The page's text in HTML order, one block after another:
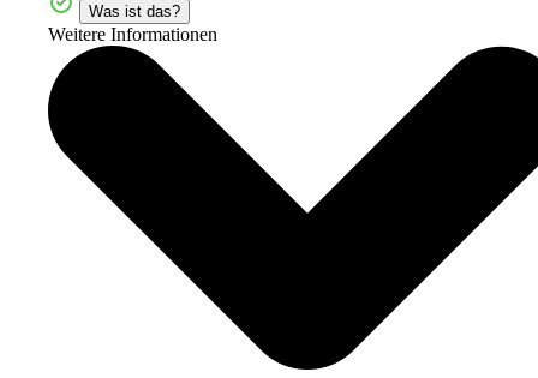
Was ist das?
Weitere Informationen